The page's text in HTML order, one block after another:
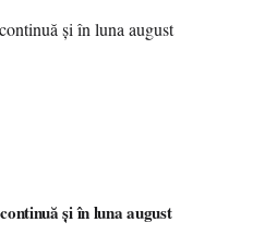
și în luna august